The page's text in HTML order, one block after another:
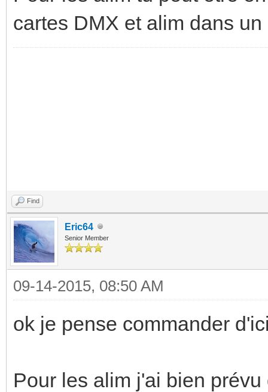
cartes DMX et alim dans un
Find
Eric64
Senior Member
09-14-2015, 08:50 AM
ok je pense commander
Pour les alim j'ai bien